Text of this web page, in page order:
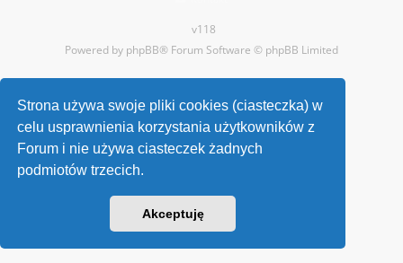
Strona używa swoje pliki cookies (ciasteczka) w
celu usprawnienia korzystania użytkowników z
Forum i nie używa ciasteczek żadnych
podmiotów trzecich.
Akceptuję
v118
Powered by phpBB® Forum Software © phpBB Limited